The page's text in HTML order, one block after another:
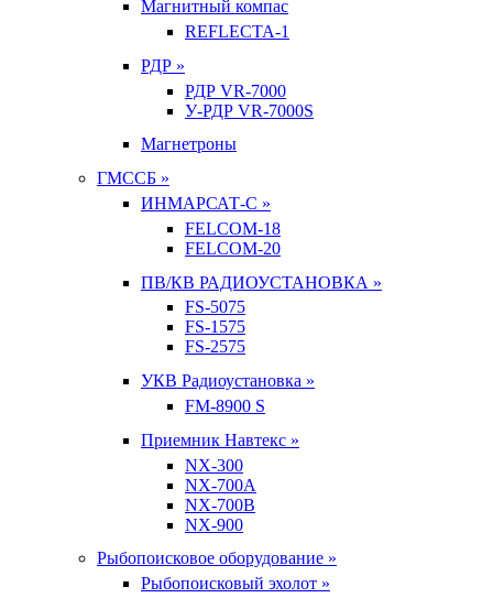
Магнитный компас
REFLECTA-1
РДР »
РДР VR-7000
У-РДР VR-7000S
Магнетроны
ГМССБ »
ИНМАРСАТ-С »
FELCOM-18
FELCOM-20
ПВ/КВ РАДИОУСТАНОВКА »
FS-5075
FS-1575
FS-2575
УКВ Радиоустановка »
FM-8900 S
Приемник Навтекс »
NX-300
NX-700A
NX-700B
NX-900
Рыбопоисковое оборудование »
Рыбопоисковый эхолот »